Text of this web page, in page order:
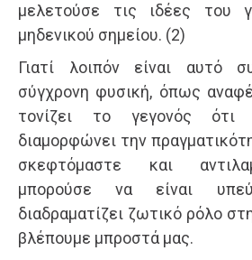
μελετούσε τις ιδέες του
μηδενικού σημείου. (2)
Γιατί λοιπόν είναι αυτό
σύγχρονη φυσική, όπως
τονίζει το γεγονός ότι
διαμορφώνει την
σκεφτόμαστε και
μπορούσε να είναι
διαδραματίζει ζωτικό ρόλο
βλέπουμε μπροστά μας.